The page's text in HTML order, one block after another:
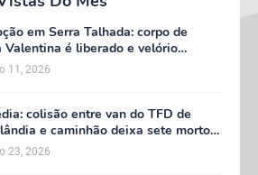
em Serra Talhada: corpo de
Valentina é liberado e velório
às 5h deste domingo
11, 2026
colisão entre van do TFD de
e caminhão deixa sete mortos
23, 2026